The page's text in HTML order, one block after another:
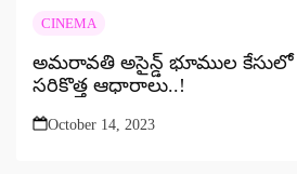
CINEMA
అమరావతి అసైన్డ్ భూముల కేసులో
సరికొత్త ఆధారాలు..!
October 14, 2023